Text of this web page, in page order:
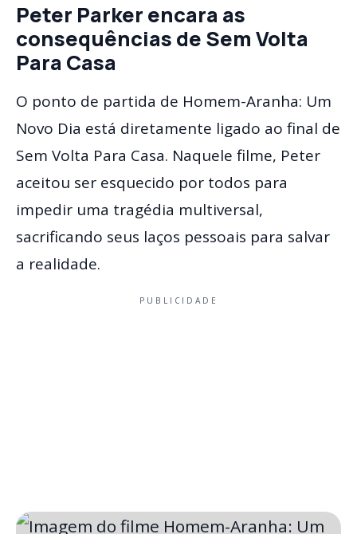
Peter Parker encara as
consequências de Sem Volta
Para Casa
O ponto de partida de Homem-Aranha: Um
Novo Dia está diretamente ligado ao final de
Sem Volta Para Casa. Naquele filme, Peter
aceitou ser esquecido por todos para
impedir uma tragédia multiversal,
sacrificando seus laços pessoais para salvar
a realidade.
PUBLICIDADE